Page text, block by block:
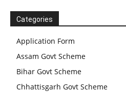
Categories
Application Form
Assam Govt Scheme
Bihar Govt Scheme
Chhattisgarh Govt Scheme